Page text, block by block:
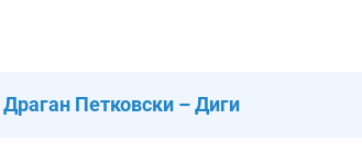
Драган Петковски – Диги